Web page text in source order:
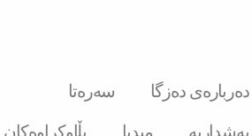
سەرەتا
دەربارەی دەزگا
بڵاوکراوەکان
میدیا
بەشداربە